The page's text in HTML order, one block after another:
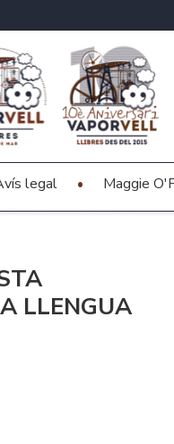
legal Maggie
LLENGUA